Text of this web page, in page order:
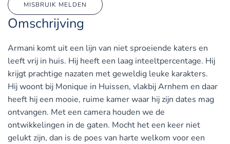
MISBRUIK MELDEN
Omschrijving
Armani komt uit een lijn van niet sproeiende katers en
leeft vrij in huis. Hij heeft een laag inteeltpercentage. Hij
krijgt prachtige nazaten met geweldig leuke karakters.
Hij woont bij Monique in Huissen, vlakbij Arnhem en daar
heeft hij een mooie, ruime kamer waar hij zijn dates mag
ontvangen. Met een camera houden we de
ontwikkelingen in de gaten. Mocht het een keer niet
gelukt zijn, dan is de poes van harte welkom voor een